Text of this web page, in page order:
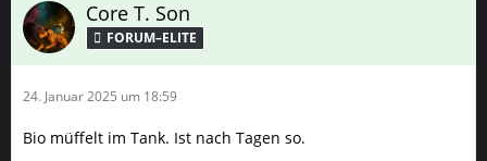
Core T. Son
FORUM–ELITE
24. Januar 2025 um 18:59
Bio müffelt im Tank. Ist nach Tagen so.